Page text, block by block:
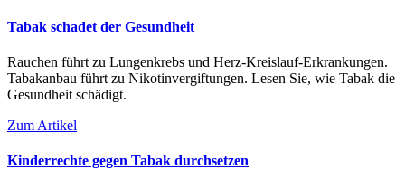
Tabak schadet der Gesundheit
Rauchen führt zu Lungenkrebs und Herz-Kreislauf-Erkrankungen.
Tabakanbau führt zu Nikotinvergiftungen. Lesen Sie, wie Tabak die
Gesundheit schädigt.
Zum Artikel
Kinderrechte gegen Tabak durchsetzen